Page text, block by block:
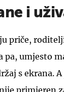
i
priče,
umjesto
s ekrana.
primjeren